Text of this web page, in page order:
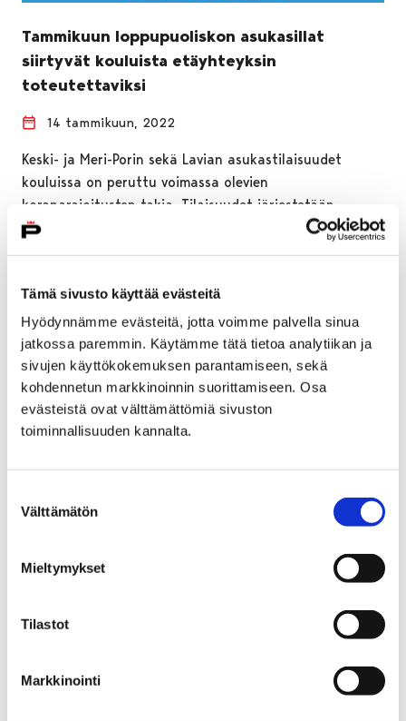
Tämä sivusto käyttää evästeitä
Hyödynnämme evästeitä, jotta voimme palvella sinua
jatkossa paremmin. Käytämme tätä tietoa analytiikan ja
sivujen käyttökokemuksen parantamiseen, sekä
kohdennetun markkinoinnin suorittamiseen. Osa
evästeistä ovat välttämättömiä sivuston
toiminnallisuuden kannalta.
valinta
Välttämätön
Mieltymykset
Tilastot
Markkinointi
Tammikuun loppupuoliskon asukasillat
siirtyvät kouluista etäyhteyksin
toteutettaviksi
14 tammikuun, 2022
Keski- ja Meri-Porin sekä Lavian asukastilaisuudet
kouluissa on peruttu voimassa olevien
koronarajoitusten takia. Tilaisuudet järjestetään
striimattuna kaupungin Youtube-kanavalla ja
toteutettaviksi
31 joulukuun, 2021